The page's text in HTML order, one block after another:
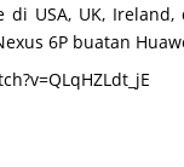
USA, UK,
6P buatan